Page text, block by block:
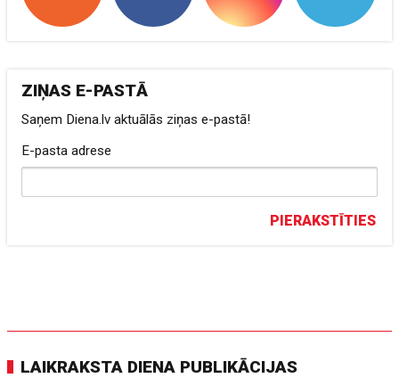
ZIŅAS E-PASTĀ
Saņem Diena.lv aktuālās ziņas e-pastā!
E-pasta adrese
PIERAKSTĪTIES
LAIKRAKSTA DIENA PUBLIKĀCIJAS